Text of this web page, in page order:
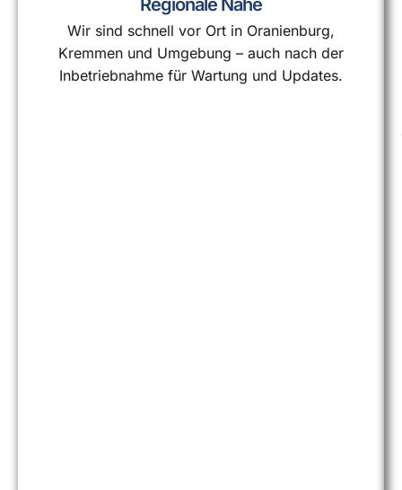
Wir sind schnell vor Ort in Oranienburg,
Kremmen und Umgebung – auch nach der
Inbetriebnahme für Wartung und Updates.